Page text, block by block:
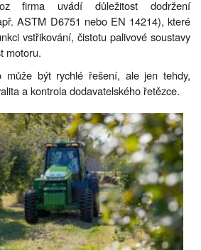
firma uvádí důležitost dodržení
ASTM D6751 nebo EN 14214), které
vstřikování, čistotu palivové soustavy
motoru.
může být rychlé řešení, ale jen tehdy,
a kontrola dodavatelského řetězce.